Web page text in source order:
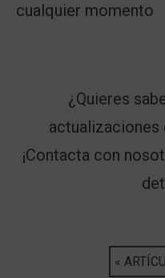
cualquier momento
¿Quieres
¡Contacta con
«